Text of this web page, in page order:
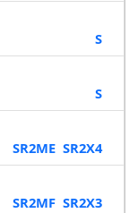
S
S
SR2ME SR2X4
SR2MF SR2X3